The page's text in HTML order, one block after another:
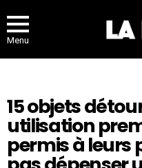
Menu
15 objets
utilisation
permis à leurs